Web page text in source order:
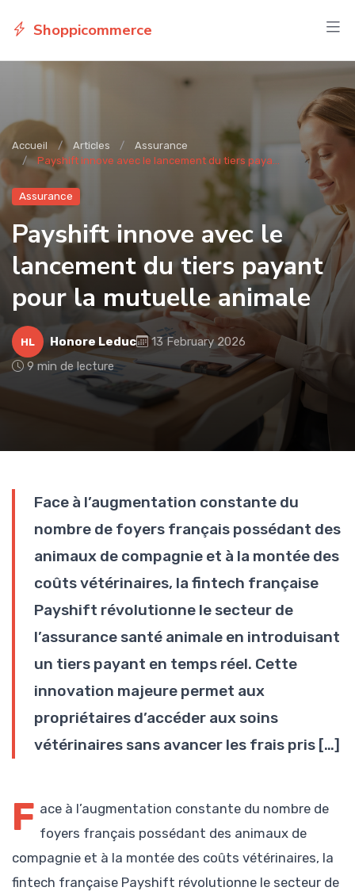
Shoppicommerce
Accueil Articles
Assurance
Payshift innove avec le lancement du tiers paya...
Assurance
Payshift innove avec le
lancement du tiers payant
pour la mutuelle animale
HL Honore Leduc
13 February 2026
9 min de lecture
Face à l’augmentation constante du
nombre de foyers français possédant des
animaux de compagnie et à la montée des
coûts vétérinaires, la fintech française
Payshift révolutionne le secteur de
l’assurance santé animale en introduisant
un tiers payant en temps réel. Cette
innovation majeure permet aux
propriétaires d’accéder aux soins
vétérinaires sans avancer les frais pris […]
F ace à l’augmentation constante du nombre de
foyers français possédant des animaux de
compagnie et à la montée des coûts vétérinaires, la
fintech française Payshift révolutionne le secteur de